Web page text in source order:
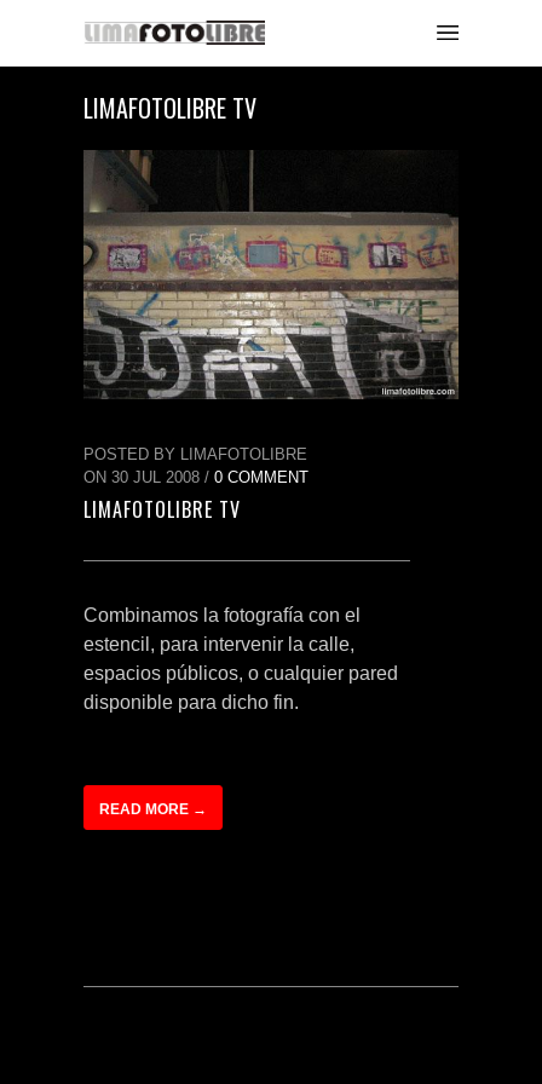
LIMAFOTOLIBRE TV
POSTED BY LIMAFOTOLIBRE
ON 30 JUL 2008 / 0 COMMENT
LIMAFOTOLIBRE TV
Combinamos la fotografía con el
estencil, para intervenir la calle,
espacios públicos, o cualquier pared
disponible para dicho fin.
READ MORE →